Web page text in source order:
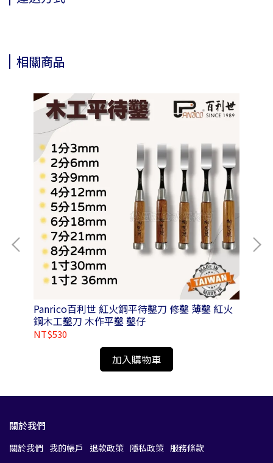
相關商品
Panrico百利世 紅火鋼平待鑿刀 修鑿 薄鑿 紅火
鋼木工鑿刀 木作平鑿 鑿仔
NT$530
加入購物車
關於我們
關於我們 我的帳戶 退款政策 隱私政策 服務條款